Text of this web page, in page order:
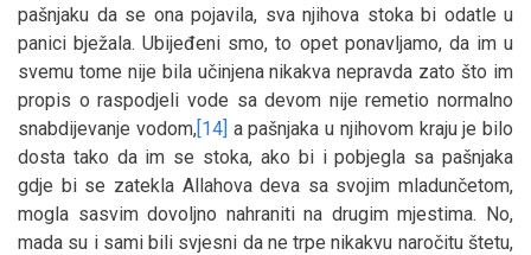
pašnjaku da se ona pojavila, sva njihova stoka bi odatle u
panici bježala. Ubijeđeni smo, to opet ponavljamo, da im u
svemu tome nije bila učinjena nikakva nepravda zato što im
propis o raspodjeli vode sa devom nije remetio normalno
snabdijevanje vodom,[14] a pašnjaka u njihovom kraju je bilo
dosta tako da im se stoka, ako bi i pobjegla sa pašnjaka
gdje bi se zatekla Allahova deva sa svojim mladunčetom,
mogla sasvim dovoljno nahraniti na drugim mjestima. No,
mada su i sami bili svjesni da ne trpe nikakvu naročitu štetu,